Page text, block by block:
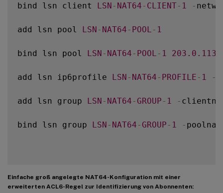
bind lsn client LSN - NAT64 - CLIENT- 1 -
add lsn pool LSN - NAT64 - POOL - 1
bind lsn pool LSN - NAT64 - POOL - 1 203.0 .113
add lsn ip6profile LSN - NAT64 - PROFILE - 1 -
add lsn group LSN - NAT64 - GROUP - 1 -
bind lsn group LSN - NAT64 - GROUP - 1 -
Einfache groß angelegte NAT64-Konfiguration mit einer
erweiterten ACL6-Regel zur Identifizierung von Abonnenten: